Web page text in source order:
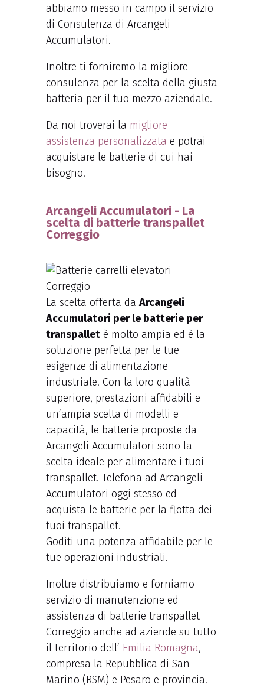
abbiamo messo in campo il servizio
di Consulenza di Arcangeli
Accumulatori.
Inoltre ti forniremo la migliore
consulenza per la scelta della giusta
batteria per il tuo mezzo aziendale.
Da noi troverai la migliore
assistenza personalizzata e potrai
acquistare le batterie di cui hai
bisogno.
Arcangeli Accumulatori - La
scelta di batterie transpallet
Correggio
La scelta offerta da Arcangeli
Accumulatori per le batterie per
transpallet è molto ampia ed è la
soluzione perfetta per le tue
esigenze di alimentazione
industriale. Con la loro qualità
superiore, prestazioni affidabili e
un’ampia scelta di modelli e
capacità, le batterie proposte da
Arcangeli Accumulatori sono la
scelta ideale per alimentare i tuoi
transpallet. Telefona ad Arcangeli
Accumulatori oggi stesso ed
acquista le batterie per la flotta dei
tuoi transpallet.
Goditi una potenza affidabile per le
tue operazioni industriali.
Inoltre distribuiamo e forniamo
servizio di manutenzione ed
assistenza di batterie transpallet
Correggio anche ad aziende su tutto
il territorio dell’ Emilia Romagna,
compresa la Repubblica di San
Marino (RSM) e Pesaro e provincia.